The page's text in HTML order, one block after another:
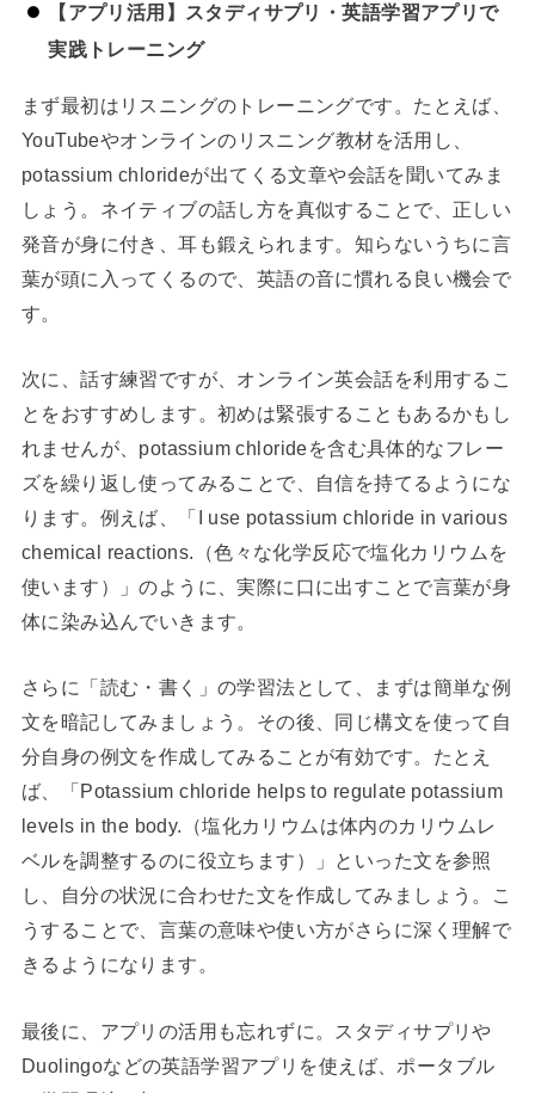
【アプリ活用】スタディサプリ・英語学習アプリで
実践トレーニング
まず最初はリスニングのトレーニングです。たとえば、
YouTubeやオンラインのリスニング教材を活用し、
potassium chlorideが出てくる文章や会話を聞いてみま
しょう。ネイティブの話し方を真似することで、正しい
発音が身に付き、耳も鍛えられます。知らないうちに言
葉が頭に入ってくるので、英語の音に慣れる良い機会で
す。
次に、話す練習ですが、オンライン英会話を利用するこ
とをおすすめします。初めは緊張することもあるかもし
れませんが、potassium chlorideを含む具体的なフレー
ズを繰り返し使ってみることで、自信を持てるようにな
ります。例えば、「I use potassium chloride in various
chemical reactions.（色々な化学反応で塩化カリウムを
使います）」のように、実際に口に出すことで言葉が身
体に染み込んでいきます。
さらに「読む・書く」の学習法として、まずは簡単な例
文を暗記してみましょう。その後、同じ構文を使って自
分自身の例文を作成してみることが有効です。たとえ
ば、「Potassium chloride helps to regulate potassium
levels in the body.（塩化カリウムは体内のカリウムレ
ベルを調整するのに役立ちます）」といった文を参照
し、自分の状況に合わせた文を作成してみましょう。こ
うすることで、言葉の意味や使い方がさらに深く理解で
きるようになります。
最後に、アプリの活用も忘れずに。スタディサプリや
Duolingoなどの英語学習アプリを使えば、ポータブル